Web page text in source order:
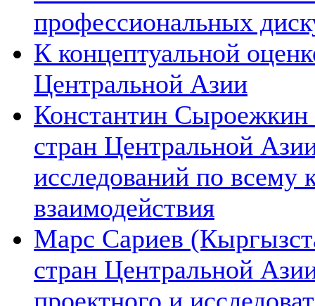
профессиональных
К концептуальной
Центральной Азии
Константин Сыроежкин
стран Центральной
исследований по всему
взаимодействия
Марс Сариев
стран Центральной